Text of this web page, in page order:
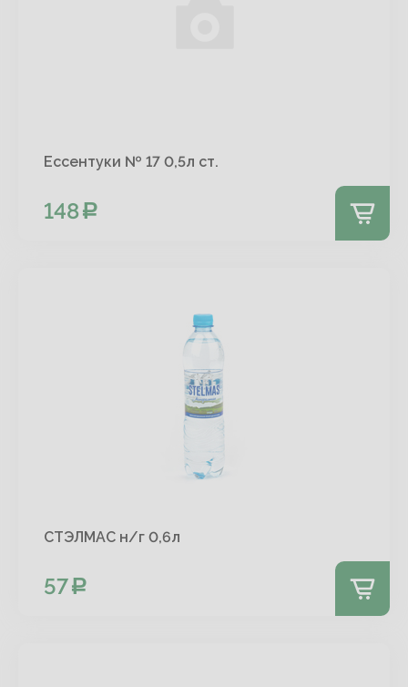
Ессентуки № 17 0,5л ст.
148
СТЭЛМАС н/г 0,6л
57